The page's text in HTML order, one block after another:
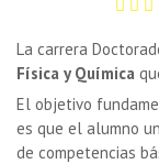
La carrera
Física y Química
El objetivo
es que el alumno
de competencias